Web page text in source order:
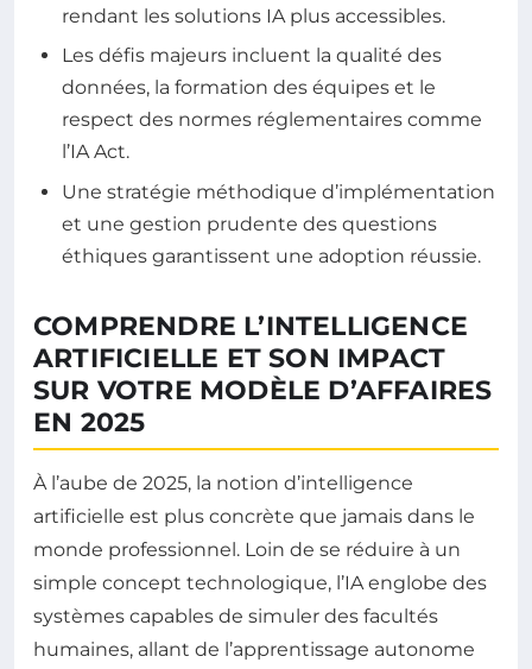
rendant les solutions IA plus accessibles.
Les défis majeurs incluent la qualité des
données, la formation des équipes et le
respect des normes réglementaires comme
l’IA Act.
Une stratégie méthodique d’implémentation
et une gestion prudente des questions
éthiques garantissent une adoption réussie.
COMPRENDRE L’INTELLIGENCE
ARTIFICIELLE ET SON IMPACT
SUR VOTRE MODÈLE D’AFFAIRES
EN 2025
À l’aube de 2025, la notion d’intelligence
artificielle est plus concrète que jamais dans le
monde professionnel. Loin de se réduire à un
simple concept technologique, l’IA englobe des
systèmes capables de simuler des facultés
humaines, allant de l’apprentissage autonome